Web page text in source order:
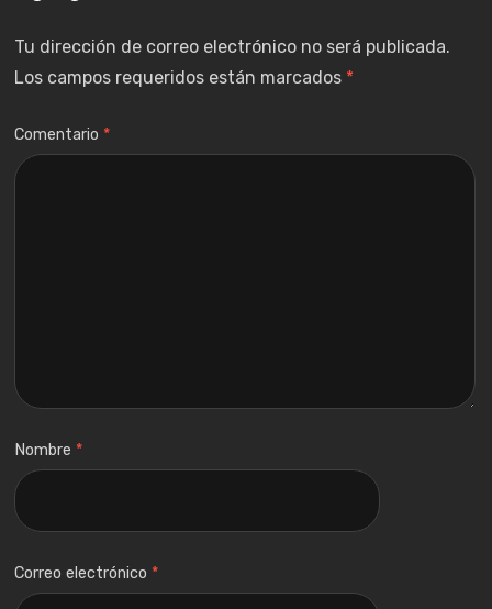
Tu dirección de correo electrónico no será publicada.
Los campos requeridos están marcados *
Comentario *
Nombre *
Correo electrónico *